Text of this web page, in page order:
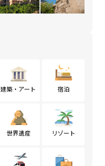
建築・アート 宿泊
世界遺産 リゾート